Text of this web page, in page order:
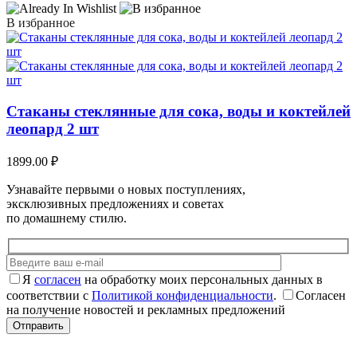
В избранное
Стаканы стеклянные для сока, воды и коктейлей
леопард 2 шт
1899.00 ₽
Узнавайте первыми о новых поступлениях,
эксклюзивных предложениях и советах
по домашнему стилю.
Я согласен на обработку моих персональных данных в
соответствии с Политикой конфиденциальности.
Согласен
на получение новостей и рекламных предложений